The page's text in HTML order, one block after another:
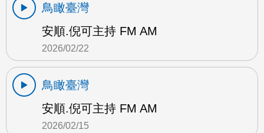
鳥瞰臺灣
安順.倪可主持 FM AM
2026/02/22
鳥瞰臺灣
安順.倪可主持 FM AM
2026/02/15